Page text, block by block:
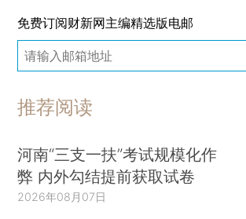
免费订阅财新网主编精选版电邮
推荐阅读
河南“三支一扶”考试规模化作
弊 内外勾结提前获取试卷
2026年08月07日